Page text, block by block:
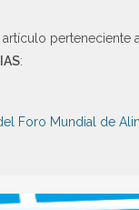
perteneciente
:
Foro Mundial de